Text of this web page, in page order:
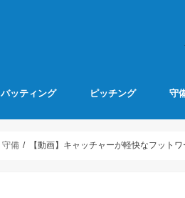
バッティング ピッチング 守
守備 【動画】キャッチャーが軽快なフット